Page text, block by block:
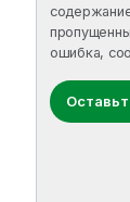
ошибка,